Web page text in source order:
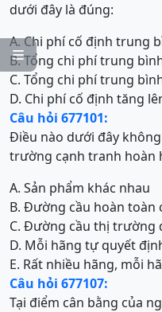

dưới đây là đúng:
A. Chi phí cố định trung
B. Tổng chi phí trung
C. Tổng chi phí trung
D. Chi phí cố định tăng
Câu hỏi 677101:
Điều nào dưới đây
trường cạnh tranh hoàn
A. Sản phẩm khác nhau
B. Đường cầu hoàn toàn
C. Đường cầu thị trường
D. Mỗi hãng tự quyết
E. Rất nhiều hãng, mỗi
Câu hỏi 677107:
Tại điểm cân bằng của